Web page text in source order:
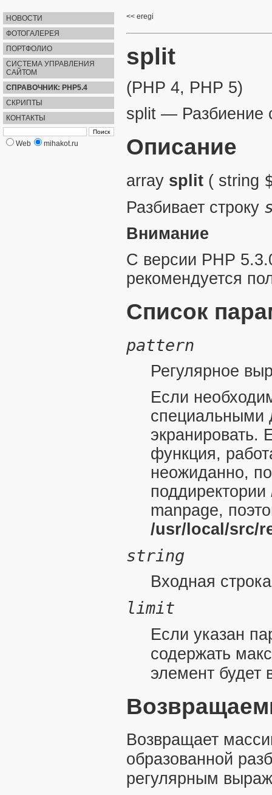
НОВОСТИ
ФОТОГАЛЕРЕЯ
ПОРТФОЛИО
СИСТЕМА УПРАВЛЕНИЯ
САЙТОМ
СПРАВОЧНИК: PHP5.4
СКРИПТЫ
КОНТАКТЫ
Web mihakot.ru
eregi
split
(PHP 4, PHP 5)
split — Разбиение
Описание
array split ( string
Разбивает строку
Внимание
С версии PHP
рекомендуется
Список
pattern
Регулярное
Если
специальными
экранировать.
функция,
неожиданно,
поддиректории
manpage,
/usr/local/src/
string
Входная
limit
Если указан
содержать
элемент будет
Возвращает
образованной
регулярным